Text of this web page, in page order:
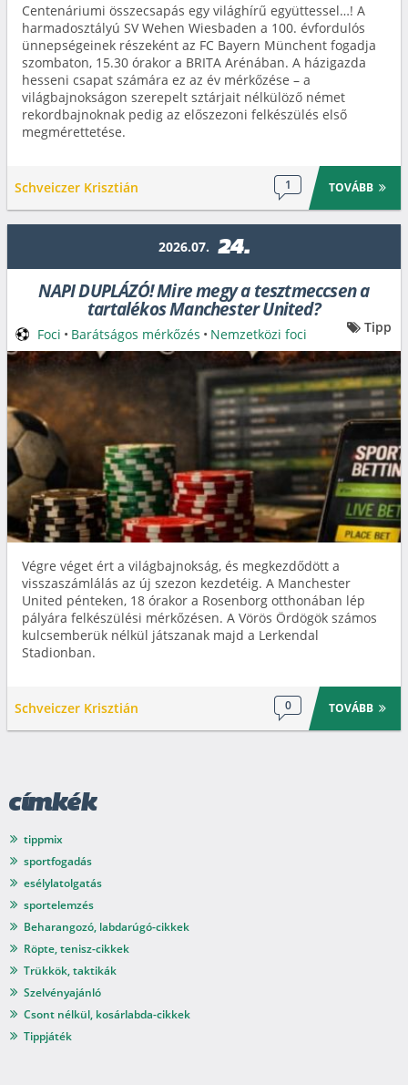
Centenáriumi összecsapás egy világhírű együttessel…! A
harmadosztályú SV Wehen Wiesbaden a 100. évfordulós
ünnepségeinek részeként az FC Bayern Münchent fogadja
szombaton, 15.30 órakor a BRITA Arénában. A házigazda
hesseni csapat számára ez az év mérkőzése – a
világbajnokságon szerepelt sztárjait nélkülöző német
rekordbajnoknak pedig az előszezoni felkészülés első
megmérettetése.
Schveiczer Krisztián 1 TOVÁBB
2026.07. 24.
NAPI DUPLÁZÓ! Mire megy a tesztmeccsen a
tartalékos Manchester United?
Végre véget ért a világbajnokság, és megkezdődött a
visszaszámlálás az új szezon kezdetéig. A Manchester
United pénteken, 18 órakor a Rosenborg otthonában lép
pályára felkészülési mérkőzésen. A Vörös Ördögök számos
kulcsemberük nélkül játszanak majd a Lerkendal
Stadionban.
Schveiczer Krisztián 0 TOVÁBB
Foci • Barátságos mérkőzés • Nemzetközi foci Tipp
címkék
tippmix
sportfogadás
esélylatolgatás
sportelemzés
Beharangozó, labdarúgó-cikkek
Röpte, tenisz-cikkek
Trükkök, taktikák
Szelvényajánló
Csont nélkül, kosárlabda-cikkek
Tippjáték